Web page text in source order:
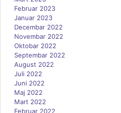
Februar 2023
Januar 2023
Decembar 2022
Novembar 2022
Oktobar 2022
Septembar 2022
August 2022
Juli 2022
Juni 2022
Maj 2022
Mart 2022
Februar 2022